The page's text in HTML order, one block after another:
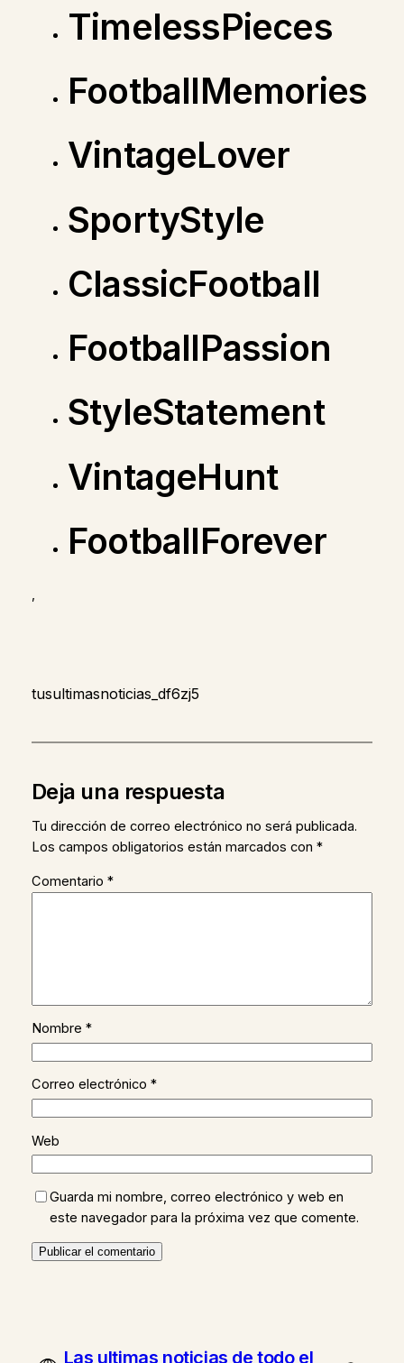
TimelessPieces
FootballMemories
VintageLover
SportyStyle
ClassicFootball
FootballPassion
StyleStatement
VintageHunt
FootballForever
,
tusultimasnoticias_df6zj5
Deja una respuesta
Tu dirección de correo electrónico no será publicada.
Los campos obligatorios están marcados con *
Comentario *
Nombre *
Correo electrónico *
Web
Guarda mi nombre, correo electrónico y web en
este navegador para la próxima vez que comente.
Las ultimas noticias de todo el